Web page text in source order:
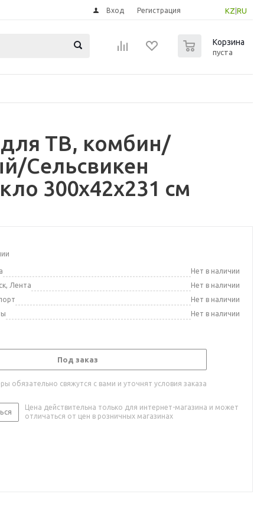
KZ RU
Вход Регистрация
Корзина
пуста
для ТВ, комбин/
Сельсвикен
300x42x231 см
Нет в наличии
Лента
Нет в наличии
Нет в наличии
Нет в наличии
Под заказ
обязательно свяжутся с вами и уточнят условия заказа
Цена действительна только для интернет-магазина и может
отличаться от цен в розничных магазинах